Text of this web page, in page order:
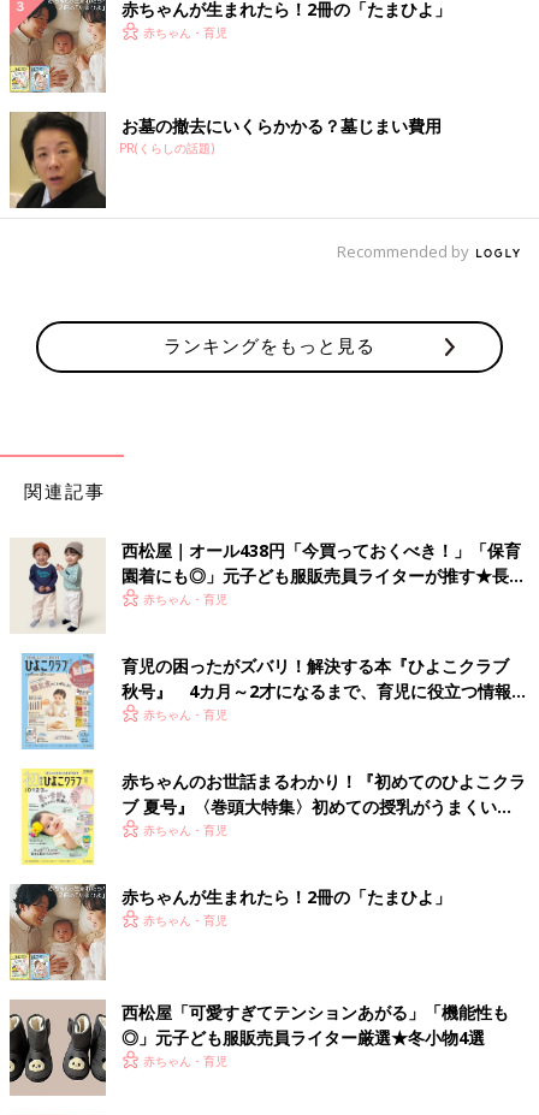
赤ちゃんが生まれたら！2冊の「たまひよ」
赤ちゃん・育児
お墓の撤去にいくらかかる？墓じまい費用
PR(くらしの話題)
Recommended by
ランキングをもっと見る
関連記事
西松屋｜オール438円「今買っておくべき！」「保育
園着にも◎」元子ども服販売員ライターが推す★長袖
Tシャツ5選
赤ちゃん・育児
育児の困ったがズバリ！解決する本『ひよこクラブ
秋号』 4カ月～2才になるまで、育児に役立つ情報が
いっぱい！
赤ちゃん・育児
赤ちゃんのお世話まるわかり！『初めてのひよこクラ
ブ 夏号』〈巻頭大特集〉初めての授乳がうまくい
く！ おっぱい・ミルクの基本と夏のトラブル 解決テ
赤ちゃん・育児
赤ちゃんが生まれたら！2冊の「たまひよ」
赤ちゃん・育児
西松屋「可愛すぎてテンションあがる」「機能性も
◎」元子ども服販売員ライター厳選★冬小物4選
赤ちゃん・育児